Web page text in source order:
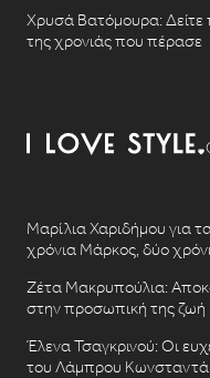
Χρυσά Βατόμουρα: Δείτε
της χρονιάς που πέρασε
Μαρίλια Χαριδήμου για
χρόνια Μάρκος, δύο
Ζέτα Μακρυπούλια:
στην προσωπική της ζωή
Έλενα Τσαγκρινού: Οι
του Λάμπρου